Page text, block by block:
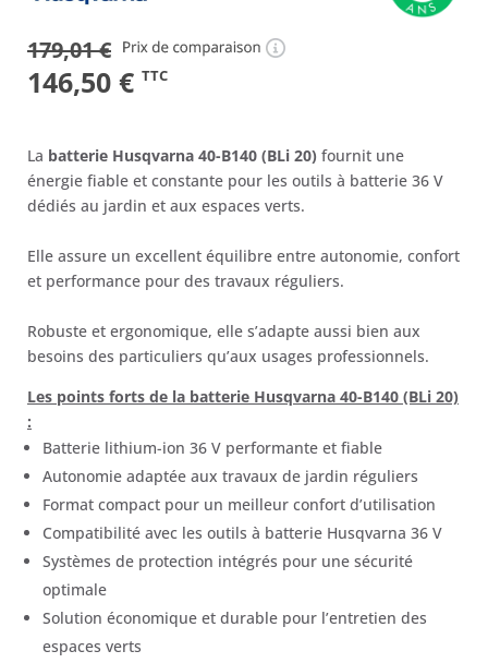
179,01€
Le
initial
était :
179,01 €.
146,50 €Le
actuel
est :
146,50 €.
TTC
La batterie Husqvarna 40-B140 (BLi 20) fournit une
énergie fiable et constante pour les outils à batterie 36 V
dédiés au jardin et aux espaces verts.
Elle assure un excellent équilibre entre autonomie, confort
et performance pour des travaux réguliers.
Robuste et ergonomique, elle s’adapte aussi bien aux
besoins des particuliers qu’aux usages professionnels.
Les points forts de la batterie Husqvarna 40-B140 (BLi 20)
:
Batterie lithium-ion 36 V performante et fiable
Autonomie adaptée aux travaux de jardin réguliers
Format compact pour un meilleur confort d’utilisation
Compatibilité avec les outils à batterie Husqvarna 36 V
Systèmes de protection intégrés pour une sécurité
optimale
Solution économique et durable pour l’entretien des
espaces verts